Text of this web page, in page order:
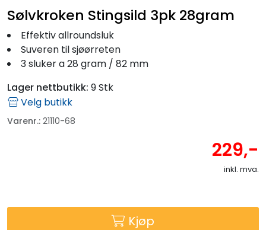
Sølvkroken Stingsild 3pk 28gram
Effektiv allroundsluk
Suveren til sjøørreten
3 sluker a 28 gram / 82 mm
Lager nettbutikk: 9 Stk
Velg butikk
Varenr.: 21110-68
229,-
inkl. mva.
Kjøp
Outlet